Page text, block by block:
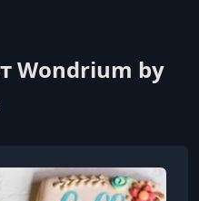
Wondrium by